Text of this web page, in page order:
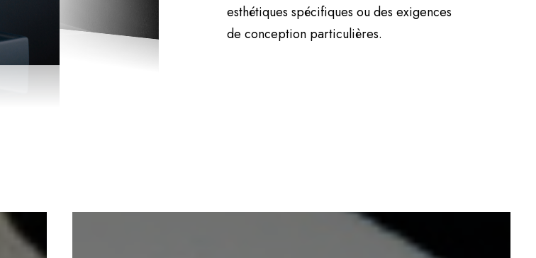
esthétiques spécifiques ou des exigences
de conception particulières.